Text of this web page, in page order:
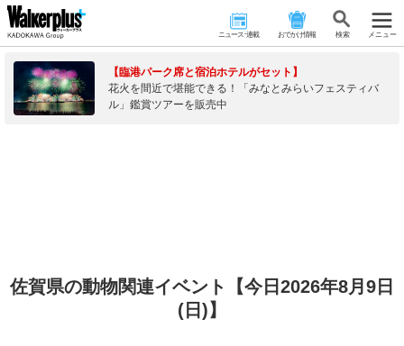
ニュース･連載 おでかけ情報 検 索 メニュー
【臨港パーク席と宿泊ホテルがセット】
花火を間近で堪能できる！「みなとみらいフェスティバ
ル」鑑賞ツアーを販売中
佐賀県の動物関連イベント【今日2026年8月9日
(日)】